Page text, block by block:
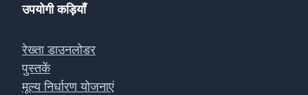
उपयोगी कड़ियाँ
रेख्ता डाउनलोडर
पुस्तकें
मूल्य निर्धारण योजनाएं